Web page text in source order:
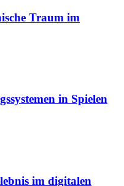
Traum im
in Spielen
im digitalen